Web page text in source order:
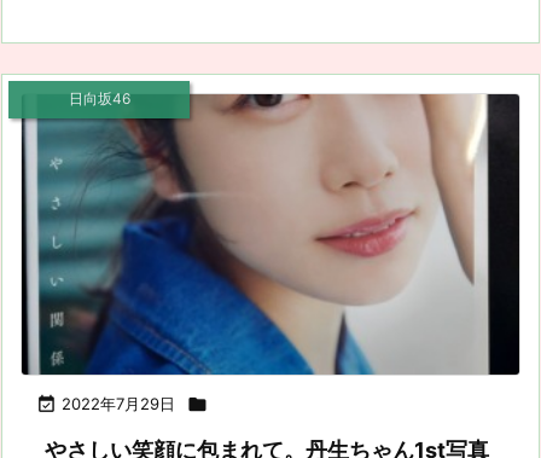
 2022年7月29日 
日向坂46
やさしい笑顔に包まれて。丹生ちゃん1st写真